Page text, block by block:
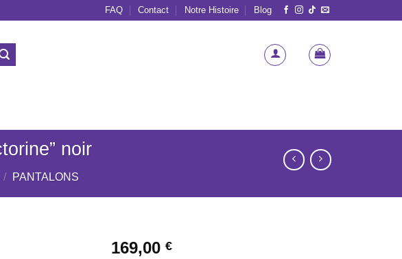
FAQ Contact Notre Histoire Blog
noir
/ PANTALONS
169,00 €